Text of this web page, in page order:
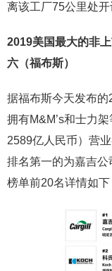
离该工厂75公里处开
2019美国最大的非
六（福布斯）
据福布斯今天发布的
拥有M&M’s和士力
2589亿人民币）营
排名第一的为嘉吉公
榜单前20名详情如下